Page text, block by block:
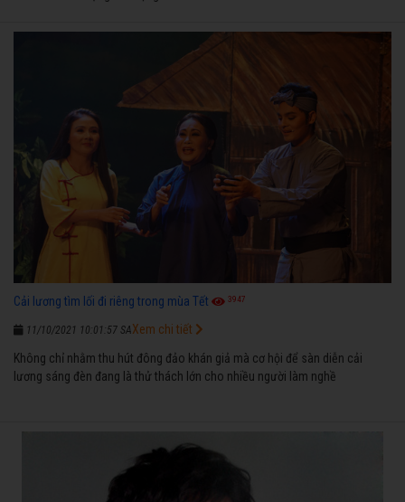
Cải lương tìm lối đi riêng trong mùa Tết 3947
11/10/2021 10:01:57 SA
Không chỉ nhằm thu hút đông đảo khán giả mà cơ hội để sàn diễn cải
lương sáng đèn đang là thử thách lớn cho nhiều người làm nghề
Xem chi tiết